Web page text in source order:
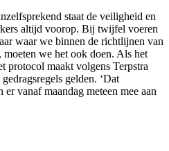
staat de veiligheid en
altijd voorop. Bij twijfel voeren
waar we binnen de richtlijnen van
we het ook doen. Als het
protocol maakt volgens Terpstra
gelden. ‘Dat
vanaf maandag meteen mee aan